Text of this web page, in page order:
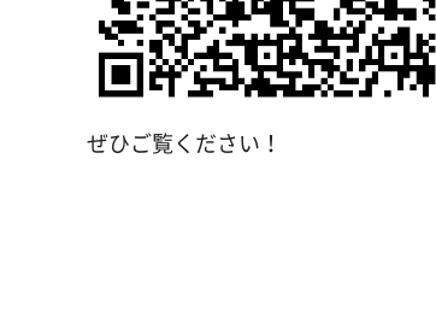
ぜひご覧ください！